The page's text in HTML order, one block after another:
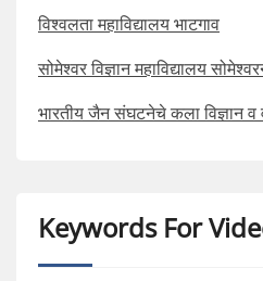
विश्वलता महाविद्यालय भाटगाव
सोमेश्वर विज्ञान महाविद्यालय
भारतीय जैन संघटनेचे कला विज्ञान व
Keywords For